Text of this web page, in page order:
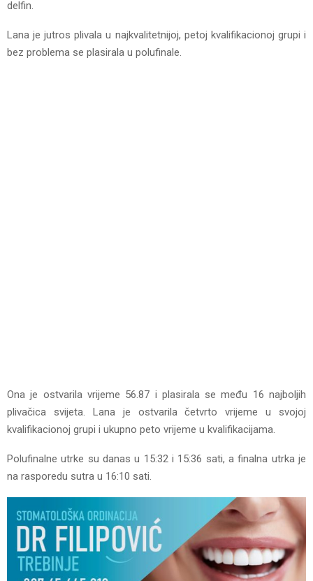
delfin.
Lana je jutros plivala u najkvalitetnijoj, petoj kvalifikacionoj grupi i
bez problema se plasirala u polufinale.
Ona je ostvarila vrijeme 56.87 i plasirala se među 16 najboljih
plivačica svijeta. Lana je ostvarila četvrto vrijeme u svojoj
kvalifikacionoj grupi i ukupno peto vrijeme u kvalifikacijama.
Polufinalne utrke su danas u 15:32 i 15:36 sati, a finalna utrka je
na rasporedu sutra u 16:10 sati.